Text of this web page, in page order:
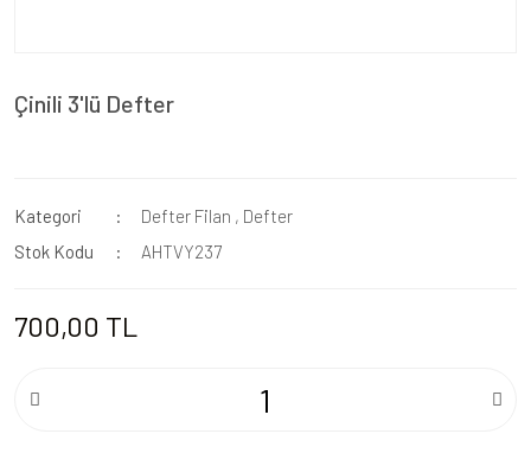
Çinili 3'lü Defter
Kategori Defter Filan , Defter
Stok Kodu
AHTVY237
700,00 TL